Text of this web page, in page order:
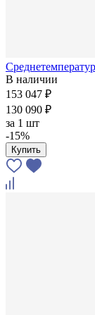
В наличии
153 047 ₽
130 090 ₽
за 1 шт
-15%
Купить